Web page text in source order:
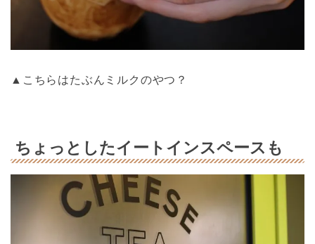
▲こちらはたぶんミルクのやつ？
ちょっとしたイートインスペースも